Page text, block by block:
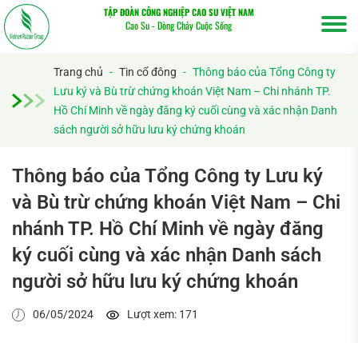
TẬP ĐOÀN CÔNG NGHIỆP CAO SU VIỆT NAM
Cao Su - Dòng Chảy Cuộc Sống
Trang chủ - Tin cổ đông - Thông báo của Tổng Công ty
Lưu ký và Bù trừ chứng khoán Việt Nam – Chi nhánh TP.
Hồ Chí Minh về ngày đăng ký cuối cùng và xác nhận Danh
sách người sở hữu lưu ký chứng khoán
Thông báo của Tổng Công ty Lưu ký
và Bù trừ chứng khoán Việt Nam – Chi
nhánh TP. Hồ Chí Minh về ngày đăng
ký cuối cùng và xác nhận Danh sách
người sở hữu lưu ký chứng khoán
06/05/2024 Lượt xem: 171
Tìm
kiếm...